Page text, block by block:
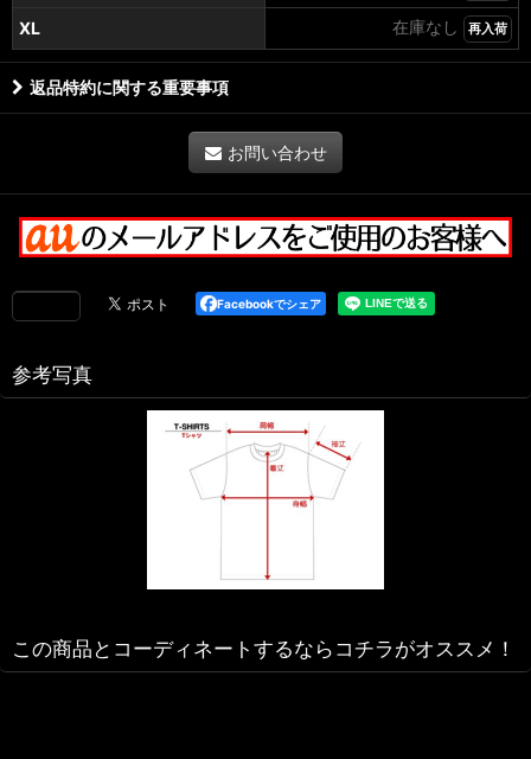
XL 在庫なし 再入荷
返品特約に関する重要事項
お問い合わせ
Facebookでシェア
参考写真
この商品とコーディネートするならコチラがオススメ！